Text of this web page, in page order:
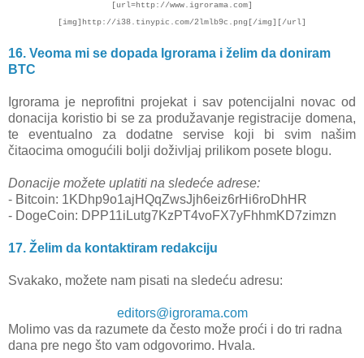
[url=http://www.igrorama.com]
[img]http://i38.tinypic.com/2lmlb9c.png[/img][/url]
16. Veoma mi se dopada Igrorama i želim da doniram
BTC
Igrorama je neprofitni projekat i sav potencijalni novac od
donacija koristio bi se za produžavanje registracije domena,
te eventualno za dodatne servise koji bi svim našim
čitaocima omogućili bolji doživljaj prilikom posete blogu.
Donacije možete uplatiti na sledeće adrese:
- Bitcoin: 1KDhp9o1ajHQqZwsJjh6eiz6rHi6roDhHR
- DogeCoin: DPP11iLutg7KzPT4voFX7yFhhmKD7zimzn
17. Želim da kontaktiram redakciju
Svakako, možete nam pisati na sledeću adresu:
editors@igrorama.com
Molimo vas da razumete da često može proći i do tri radna
dana pre nego što vam odgovorimo. Hvala.